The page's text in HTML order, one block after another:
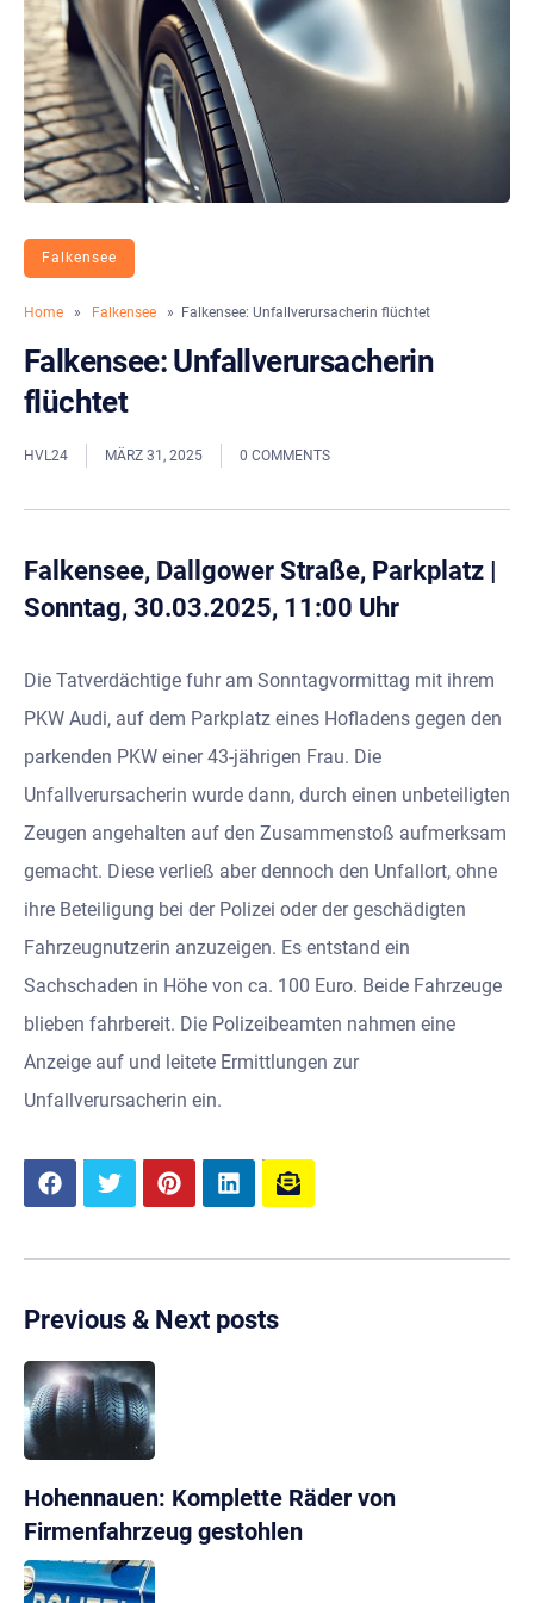
Falkensee
Home » Falkensee » Falkensee: Unfallverursacherin flüchtet
Falkensee: Unfallverursacherin
flüchtet
HVL24 MÄRZ 31, 2025 0 COMMENTS
Falkensee, Dallgower Straße, Parkplatz |
Sonntag, 30.03.2025, 11:00 Uhr
Die Tatverdächtige fuhr am Sonntagvormittag mit ihrem
PKW Audi, auf dem Parkplatz eines Hofladens gegen den
parkenden PKW einer 43-jährigen Frau. Die
Unfallverursacherin wurde dann, durch einen unbeteiligten
Zeugen angehalten auf den Zusammenstoß aufmerksam
gemacht. Diese verließ aber dennoch den Unfallort, ohne
ihre Beteiligung bei der Polizei oder der geschädigten
Fahrzeugnutzerin anzuzeigen. Es entstand ein
Sachschaden in Höhe von ca. 100 Euro. Beide Fahrzeuge
blieben fahrbereit. Die Polizeibeamten nahmen eine
Anzeige auf und leitete Ermittlungen zur
Unfallverursacherin ein.
Previous & Next posts
Hohennauen: Komplette Räder von
Firmenfahrzeug gestohlen